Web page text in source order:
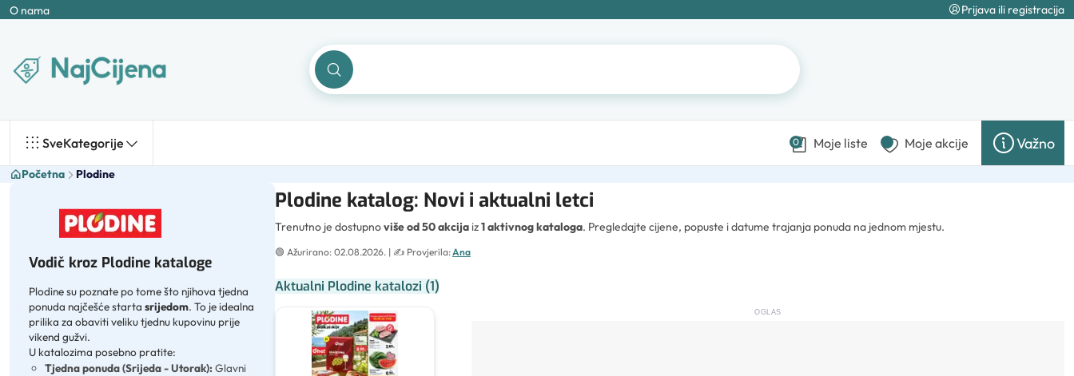
O nama Prijava ili registracija
SveKategorije 0 Moje liste Moje akcije Važno
Početna Plodine
Plodine katalog: Novi i aktualni letci
Trenutno je dostupnoviše od 50 akcija iz1 aktivnog kataloga. Pregledajte cijene, popuste i datume trajanja ponuda na jednom mjestu.
🟢 Ažurirano: 02.08.2026. | ✍️ Provjerila:Ana
Aktualni Plodine katalozi (1)
OGLAS
Vodič kroz Plodine kataloge
Plodine su poznate po tome što njihova tjedna
ponuda najčešće starta srijedom. To je idealna
prilika za obaviti veliku tjednu kupovinu prije
vikend gužvi.
U katalozima posebno pratite:
Tjedna ponuda (Srijeda - Utorak): Glavni